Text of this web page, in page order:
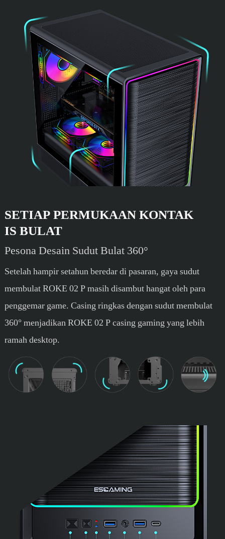
SETIAP PERMUKAAN KONTAK
IS BULAT
Pesona Desain Sudut Bulat 360°
Setelah hampir setahun beredar di pasaran, gaya sudut
membulat ROKE 02 P masih disambut hangat oleh para
penggemar game. Casing ringkas dengan sudut membulat
360° menjadikan ROKE 02 P casing gaming yang lebih
ramah desktop.